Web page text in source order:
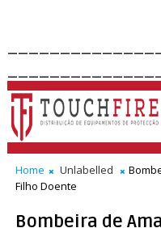
Home Unlabelled
Filho Doente
Bombeira de